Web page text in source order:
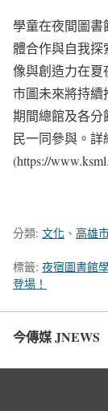
學童在夜間圖書
體合作與自我探
像與創造力在夏
市圖未來將持續
期間總館及各分
民一同參與。
(https://
分類: 文化 、 高雄
標籤: 夜宿圖書館
登場！
今傳媒 JNEWS